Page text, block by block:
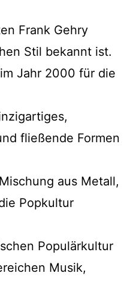
Frank Gehry
Stil bekannt ist.
Jahr 2000 für die
fließende Formen
aus Metall,
Popkultur
Populärkultur
Musik,